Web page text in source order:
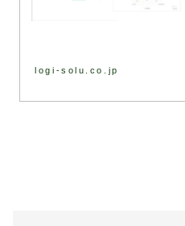
logi-solu.co.jp